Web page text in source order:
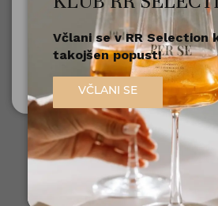
Nisem
Sem polnoleten
Včlani se v RR Selection
takojšen popust!
VČLANI SE